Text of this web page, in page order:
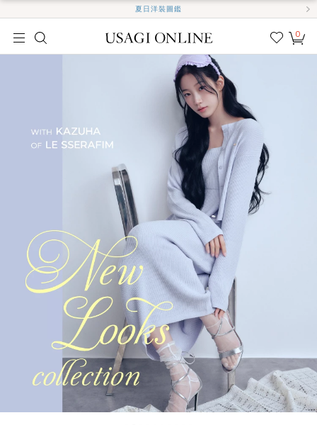
夏日洋裝圖鑑
我的
0